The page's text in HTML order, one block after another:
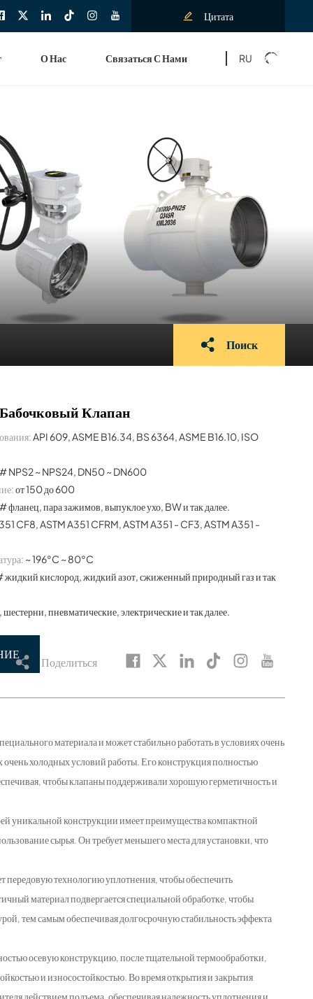
Цитата
О Нас Связаться С Нами RU
Поиск
Клапан
API 609, ASME B16.34, BS 6364, ASME B16.10, ISO
# NPS2 ~ NPS24, DN50 ~ DN600
от 150 до 600
# фланец, пара зажимов, выпуклое ухо, BW и так далее.
CF8, ASTM A351 CFRM, ASTM A351 - CF3, ASTM A351 -
~ 196°C ~ 80°C
жидкий кислород, жидкий азот, сжиженный природный газ и так
пневматические, электрические и так далее.
Поделиться
материала и может стабильно работать в условиях очень
очень холодных условий работы. Его конструкция полностью
чтобы клапаны поддерживали хорошую герметичность и
уникальной конструкции имеет преимущества компактной
сырья. Он требует меньшего места для установки, что
передовую технологию уплотнения, чтобы обеспечить
материал подвергается специальной обработке, чтобы
тем самым обеспечивая долгосрочную стабильность эффекта
осевую конструкцию, после тщательной термообработки,
и износостойкостью. Во время открытия и закрытия
действием подъема, обеспечивая надежность уплотнения и